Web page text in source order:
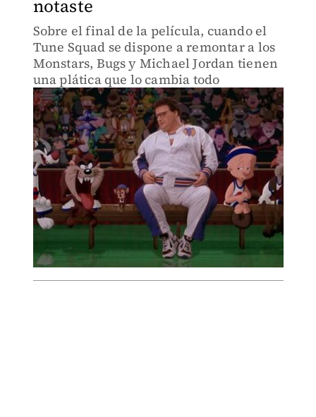
notaste
Sobre el final de la película, cuando el
Tune Squad se dispone a remontar a los
Monstars, Bugs y Michael Jordan tienen
una plática que lo cambia todo